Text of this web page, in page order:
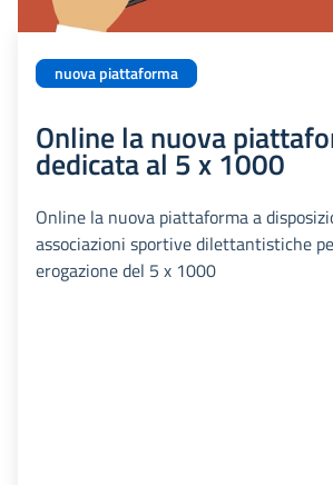
nuova piattaforma
Online la nuova
dedicata al 5 x 1000
Online la nuova piattaforma a
associazioni sportive dilettantistiche
erogazione del 5 x 1000